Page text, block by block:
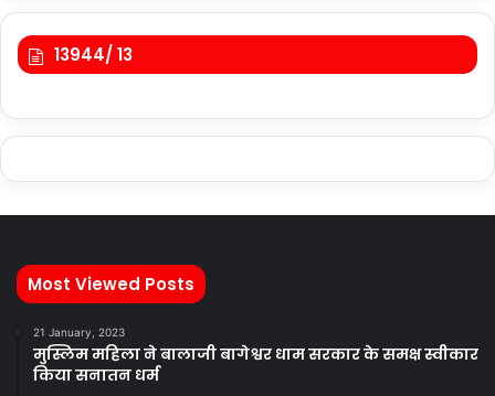
13944/ 13
Most Viewed Posts
21 January, 2023
मुस्लिम महिला ने बालाजी बागेश्वर धाम सरकार के समक्ष स्वीकार
किया सनातन धर्म